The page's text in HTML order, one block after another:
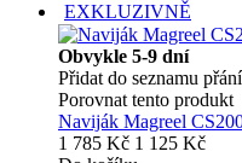
EXKLUZIVNĚ
Obvykle 5-9 dní
Přidat do seznamu přání
Porovnat tento produkt
Naviják Magreel
1 785 Kč 1 125 Kč